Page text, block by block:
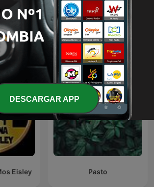
Metal
Del tambo al timbo
Eisley Pasto
DESCARGAR APP